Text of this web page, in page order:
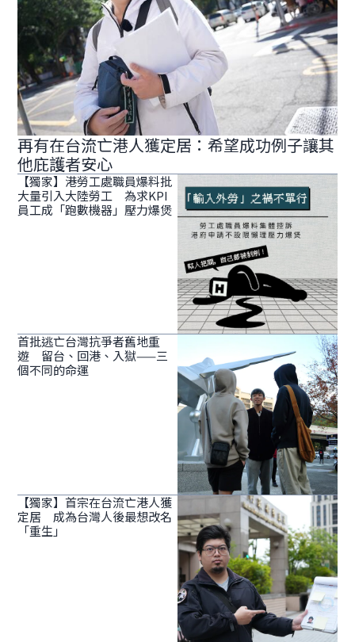
再有在台流亡港人獲定居：希望成功例子讓其
他庇護者安心
【獨家】港勞工處職員爆料批
大量引入大陸勞工 為求KPI
員工成「跑數機器」壓力爆煲
首批逃亡台灣抗爭者舊地重
遊 留台、回港、入獄——三
個不同的命運
【獨家】首宗在台流亡港人獲
定居 成為台灣人後最想改名
「重生」